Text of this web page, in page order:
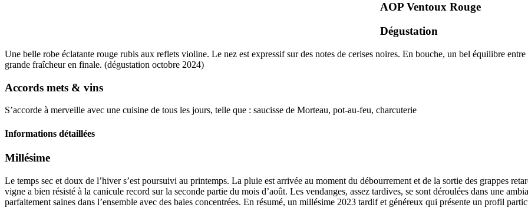
AOP VentouxRouge
Dégustation
Une belle robe éclatante rouge rubis aux reflets violine. Le nez est expressif sur des notes de cerises noires. En bouche, un bel équilibre
grande fraîcheur en finale. (dégustation octobre 2024)
Accords mets & vins
S’accorde à merveille avec une cuisine de tous les jours, telle que : saucisse de Morteau, pot-au-feu, charcuterie
Informations détaillées
Millésime
Le temps sec et doux de l’hiver s’est poursuivi au printemps. La pluie est arrivée au moment du débourrement et de la sortie des grappes
vigne a bien résisté à la canicule record sur la seconde partie du mois d’août. Les vendanges, assez tardives, se sont déroulées dans une
parfaitement saines dans l’ensemble avec des baies concentrées. En résumé, un millésime 2023 tardif et généreux qui présente un profil